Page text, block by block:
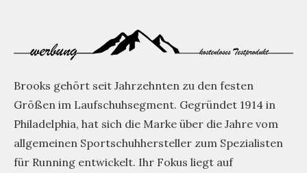
Brooks gehört seit Jahrzehnten zu den festen
Größen im Laufschuhsegment. Gegründet 1914 in
Philadelphia, hat sich die Marke über die Jahre vom
allgemeinen Sportschuhhersteller zum Spezialisten
für Running entwickelt. Ihr Fokus liegt auf